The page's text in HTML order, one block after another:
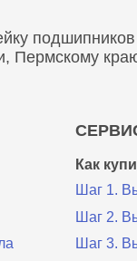
Пермскому
Как
Шаг 1.
Шаг 2.
Шаг 3.